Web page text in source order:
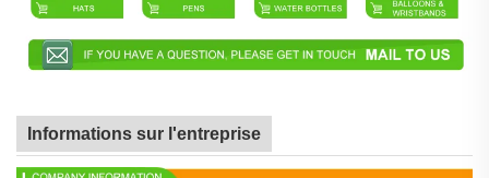
Informations sur l'entreprise